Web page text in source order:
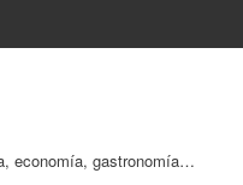
economía, gastronomía…